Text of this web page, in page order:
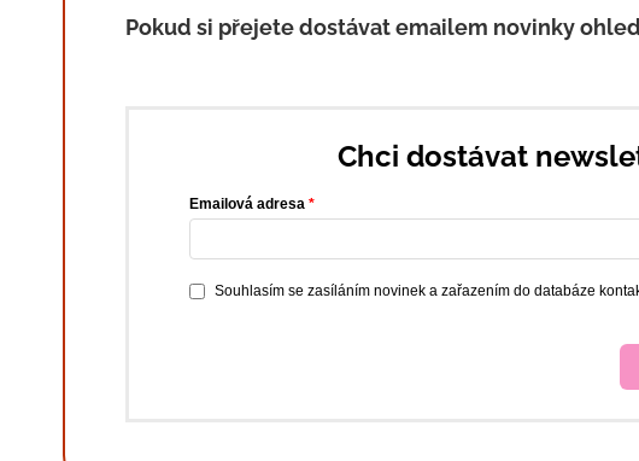
Pokud si přejete dostávat emailem novinky
Chci dostávat
Emailová adresa
Souhlasím se zasíláním novinek a zařazením do databáze